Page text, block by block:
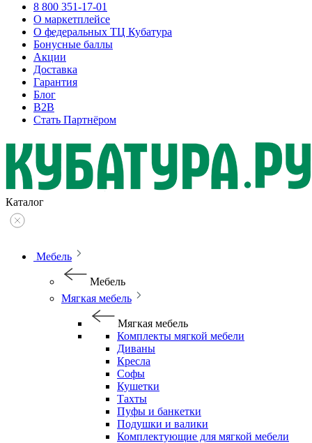
8 800 351-17-01
О маркетплейсе
О федеральных ТЦ Кубатура
Бонусные баллы
Акции
Доставка
Гарантия
Блог
B2B
Стать Партнёром
Каталог
Мебель
Мебель
Мягкая мебель
Мягкая мебель
Комплекты мягкой мебели
Диваны
Кресла
Софы
Кушетки
Тахты
Пуфы и банкетки
Подушки и валики
Комплектующие для мягкой мебели